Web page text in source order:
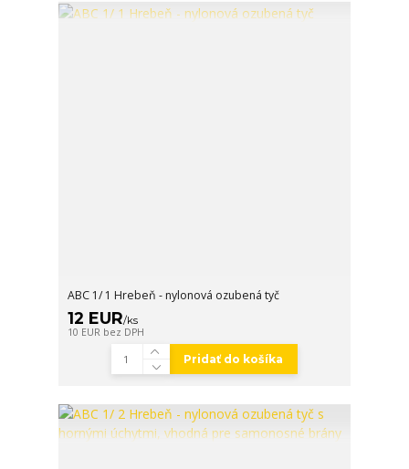
ABC 1/ 1 Hrebeň - nylonová ozubená tyč
12 EUR/ks
10 EUR bez DPH
Pridať do košíka